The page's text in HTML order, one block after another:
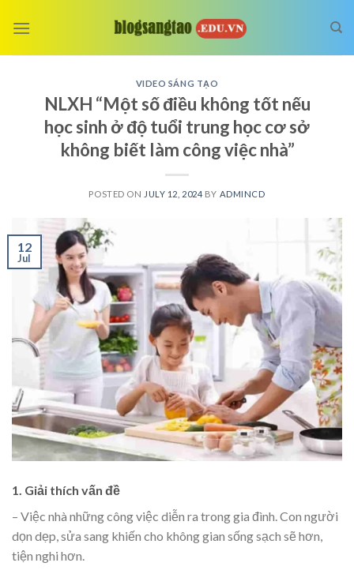
VIDEO SÁNG TẠO
NLXH “Một số điều không tốt nếu
học sinh ở độ tuổi trung học cơ sở
không biết làm công việc nhà”
POSTED ON JULY 12, 2024 BY ADMINCD
12
Jul
1. Giải thích vấn đề
– Việc nhà những công việc diễn ra trong gia đình. Con người
dọn dẹp, sửa sang khiến cho không gian sống sạch sẽ hơn,
tiện nghi hơn.